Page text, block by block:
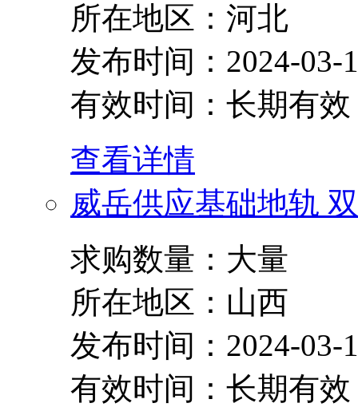
所在地区：河北
发布时间：2024-03-
有效时间：长期有效
查看详情
威岳供应基础地轨
求购数量：大量
所在地区：山西
发布时间：2024-03-
有效时间：长期有效